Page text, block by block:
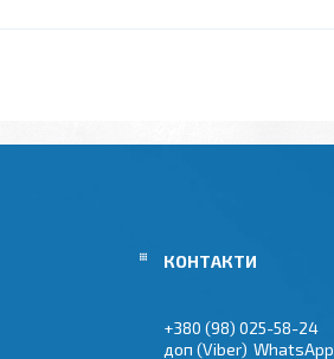
+380 (98) 025-58-24
Viber WhatsApp